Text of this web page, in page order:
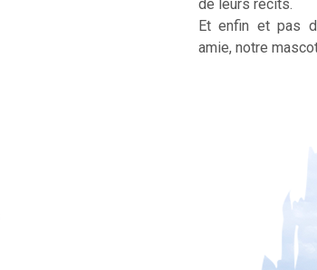
de leurs récits.
Et enfin et pas
amie, notre